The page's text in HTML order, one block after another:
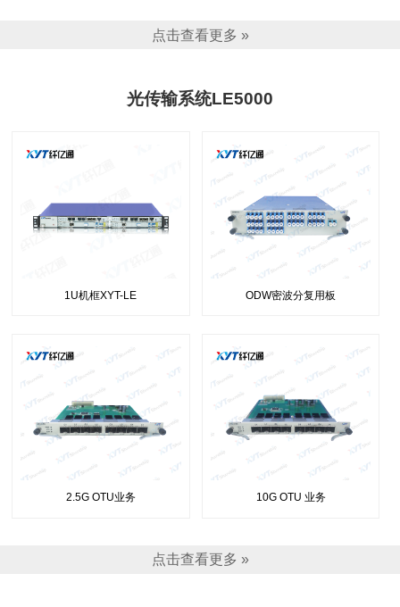
点击查看更多 »
光传输系统LE5000
1U机框XYT-LE ODW密波分复用板
2.5G OTU业务 10G OTU 业务
点击查看更多 »